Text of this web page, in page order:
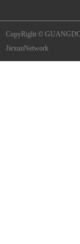
CopyRight ©
JiexunNetwork